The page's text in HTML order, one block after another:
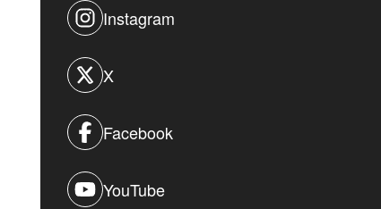
Instagram
X
Facebook
YouTube